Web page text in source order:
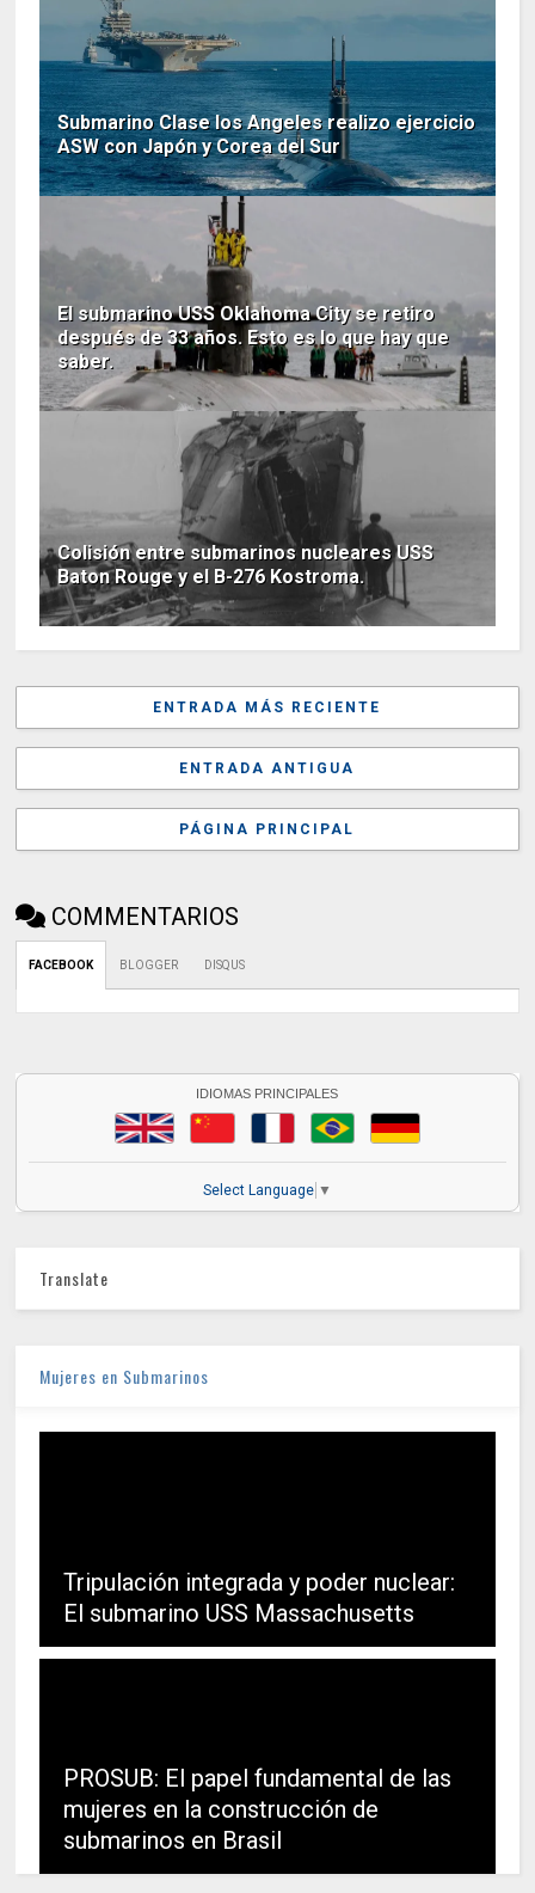
Submarino Clase los Angeles realizo ejercicio
ASW con Japón y Corea del Sur
El submarino USS Oklahoma City se retiro
después de 33 años. Esto es lo que hay que
saber.
Colisión entre submarinos nucleares USS
Baton Rouge y el B-276 Kostroma.
ENTRADA MÁS RECIENTE
ENTRADA ANTIGUA
PÁGINA PRINCIPAL
COMMENTARIOS
FACEBOOK BLOGGER DISQUS
IDIOMAS PRINCIPALES
Select Language ▼
Translate
Mujeres en Submarinos
Tripulación integrada y poder nuclear:
El submarino USS Massachusetts
PROSUB: El papel fundamental de las
mujeres en la construcción de
submarinos en Brasil